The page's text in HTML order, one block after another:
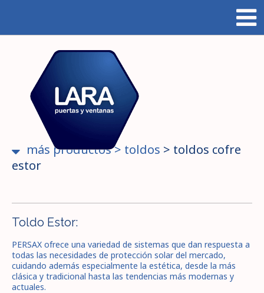
más productos> toldos > toldos cofre
estor
Toldo Estor:
PERSAX ofrece una variedad de sistemas que dan respuesta a
todas las necesidades de protección solar del mercado,
cuidando además especialmente la estética, desde la más
clásica y tradicional hasta las tendencias más modernas y
actuales.